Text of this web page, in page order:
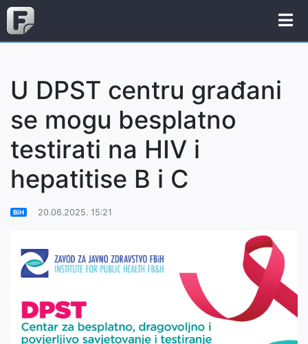
U DPST centru građani
se mogu besplatno
testirati na HIV i
hepatitise B i C
BiH 20.06.2025. 15:21